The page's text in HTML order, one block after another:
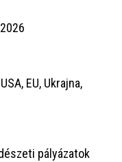
EU, Ukrajna,
pályázatok